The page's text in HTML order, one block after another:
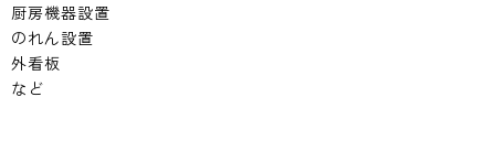
厨房機器設置
のれん設置
外看板
など